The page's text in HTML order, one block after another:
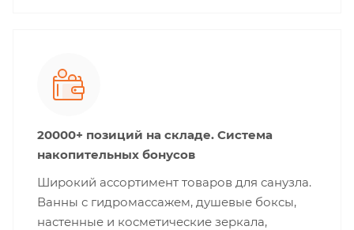
20000+ позиций на складе. Система
накопительных бонусов
Широкий ассортимент товаров для санузла.
Ванны с гидромассажем, душевые боксы,
настенные и косметические зеркала,